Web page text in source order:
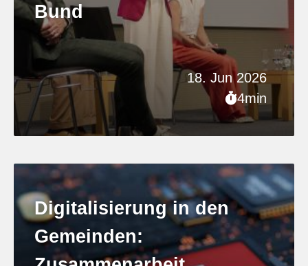
18. Jun 2026
4min
Bund
Digitalisierung in den
Gemeinden: